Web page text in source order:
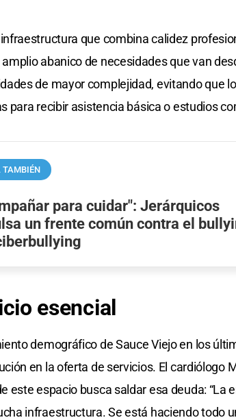
que combina calidez
abanico de necesidades que van
de mayor complejidad, evitando que
para recibir asistencia básica o estudios
TAMBIÉN
para cuidar": Jerárquicos
un frente común contra el
esencial
demográfico de Sauce Viejo en los
en la oferta de servicios. El cardiólogo
este espacio busca saldar esa deuda:
infraestructura. Se está haciendo todo